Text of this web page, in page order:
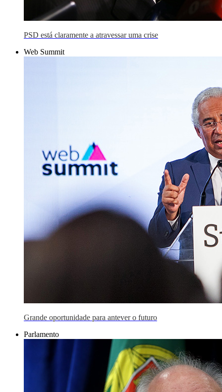
PSD está claramente a atravessar uma crise
Web Summit
Grande oportunidade para antever o futuro
Parlamento